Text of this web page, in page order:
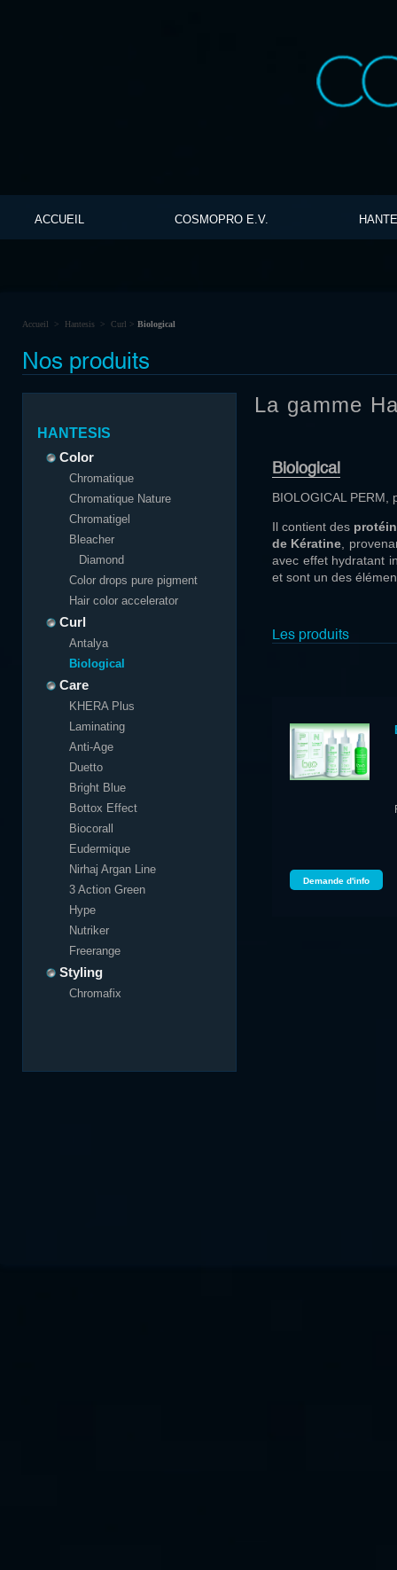
ACCUEIL COSMOPRO E.V.
Accueil > Hantesis > Curl > Biological
Nos produits
HANTESIS
Color
Chromatique
Chromatique Nature
Chromatigel
Bleacher
Diamond
Color drops pure pigment
Hair color accelerator
Curl
Antalya
Biological
Care
KHERA Plus
Laminating
Anti-Age
Duetto
Bright Blue
Bottox Effect
Biocorall
Eudermique
Nirhaj Argan Line
3 Action Green
Hype
Nutriker
Freerange
Styling
Chromafix
La gamme
Biological
BIOLOGICAL
Il contient des
de Kératine ,
avec effet hydratant
et sont un des
Les produits
Demande d'info